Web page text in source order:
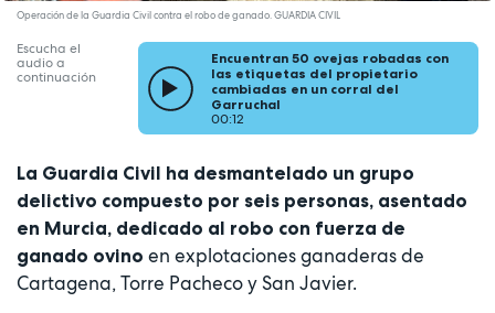
Operación de la Guardia Civil contra el robo de ganado. GUARDIA CIVIL
Escucha el
audio a
continuación
Encuentran 50 ovejas robadas con
las etiquetas del propietario
cambiadas en un corral del
Garruchal
00:12
La Guardia Civil ha desmantelado un grupo
delictivo compuesto por seis personas, asentado
en Murcia, dedicado al robo con fuerza de
ganado ovino en explotaciones ganaderas de
Cartagena, Torre Pacheco y San Javier.